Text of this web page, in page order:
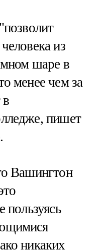
из
шаре в
менее чем за
в
пишет
.
Вашингтон
пользуясь
никаких